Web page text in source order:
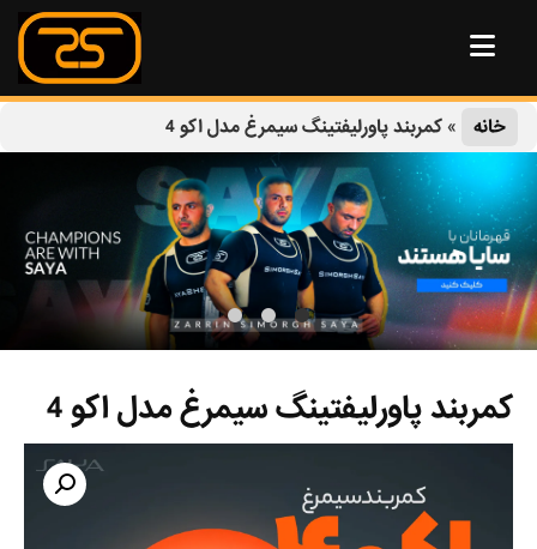
خانه »کمربند پاورلیفتینگ سیمرغ مدل اکو 4
کمربند پاورلیفتینگ سیمرغ مدل اکو 4